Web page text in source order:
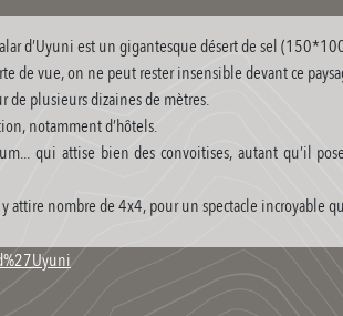
d’Uyuni est un gigantesque désert de sel
de vue, on ne peut rester insensible devant ce
de plusieurs dizaines de mètres.
notamment d’hôtels.
qui attise bien des convoitises, autant qu’il
attire nombre de 4x4, pour un spectacle incroyable